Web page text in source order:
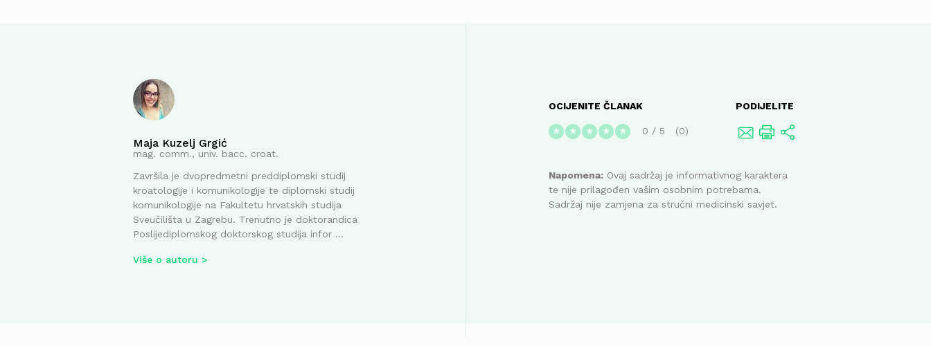
Maja Kuzelj Grgić
mag. comm., univ. bacc. croat.
Završila je dvopredmetni preddiplomski studij
kroatologije i komunikologije te diplomski studij
komunikologije na Fakultetu hrvatskih studija
Sveučilišta u Zagrebu. Trenutno je doktorandica
Poslijediplomskog doktorskog studija infor ...
Više o autoru
OCIJENITE ČLANAK
★ ★ ★ ★ ★ 0 / 5 0
PODIJELITE
Napomena: Ovaj sadržaj je informativnog karaktera
te nije prilagođen vašim osobnim potrebama.
Sadržaj nije zamjena za stručni medicinski savjet.